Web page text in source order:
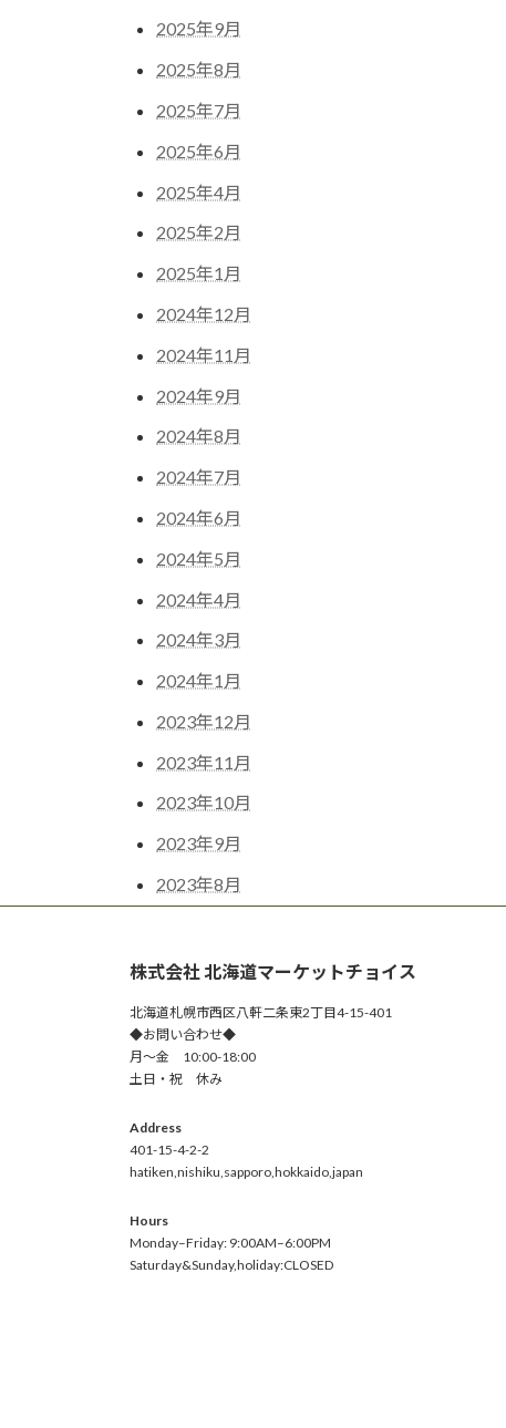
2025年9月
2025年8月
2025年7月
2025年6月
2025年4月
2025年2月
2025年1月
2024年12月
2024年11月
2024年9月
2024年8月
2024年7月
2024年6月
2024年5月
2024年4月
2024年3月
2024年1月
2023年12月
2023年11月
2023年10月
2023年9月
2023年8月
株式会社 北海道マーケットチョイス
北海道札幌市西区八軒二条東2丁目4-15-401
◆お問い合わせ◆
月～金 10:00-18:00
土日・祝 休み
Address
401-15-4-2-2
hatiken,nishiku,sapporo,hokkaido,japan
Hours
Monday–Friday: 9:00AM–6:00PM
Saturday&Sunday,holiday:CLOSED